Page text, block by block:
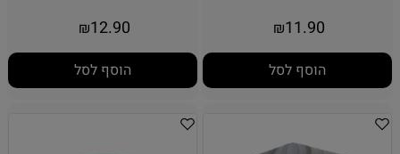
₪11.90
הוסף לסל
₪12.90
הוסף לסל